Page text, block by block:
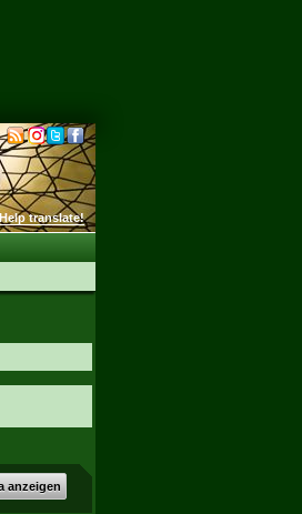
translate!
anzeigen